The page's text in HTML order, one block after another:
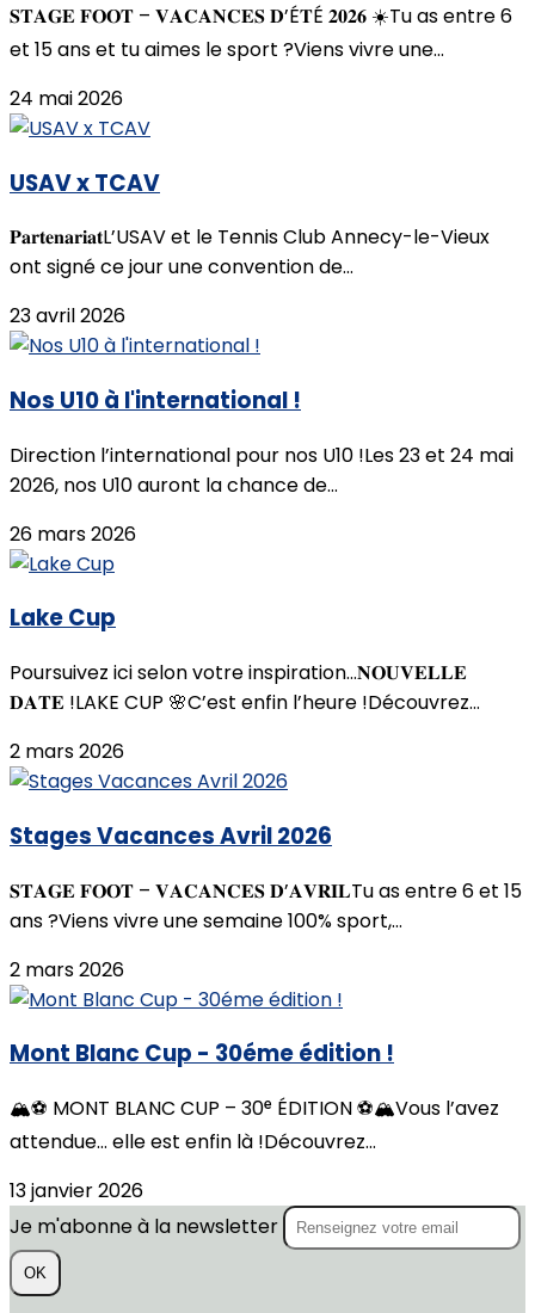
𝐒𝐓𝐀𝐆𝐄 𝐅𝐎𝐎𝐓 – 𝐕𝐀𝐂𝐀𝐍𝐂𝐄𝐒 𝐃’É𝐓É 𝟐𝟎𝟐𝟔 ☀️Tu as entre 6
et 15 ans et tu aimes le sport ?Viens vivre une...
24 mai 2026
USAV x TCAV
𝐏𝐚𝐫𝐭𝐞𝐧𝐚𝐫𝐢𝐚𝐭L’USAV et le Tennis Club Annecy-le-Vieux
ont signé ce jour une convention de...
23 avril 2026
Nos U10 à l'international !
Direction l’international pour nos U10 !Les 23 et 24 mai
2026, nos U10 auront la chance de...
26 mars 2026
Lake Cup
Poursuivez ici selon votre inspiration...𝐍𝐎𝐔𝐕𝐄𝐋𝐋𝐄
𝐃𝐀𝐓𝐄 !LAKE CUP 🌸C’est enfin l’heure !Découvrez...
2 mars 2026
Stages Vacances Avril 2026
𝐒𝐓𝐀𝐆𝐄 𝐅𝐎𝐎𝐓 – 𝐕𝐀𝐂𝐀𝐍𝐂𝐄𝐒 𝐃’𝐀𝐕𝐑𝐈𝐋Tu as entre 6 et 15
ans ?Viens vivre une semaine 100% sport,...
2 mars 2026
Mont Blanc Cup - 30éme édition !
🏔️⚽️ MONT BLANC CUP – 30ᵉ ÉDITION ⚽️🏔️Vous l’avez
attendue… elle est enfin là !Découvrez...
13 janvier 2026
Je m'abonne à la newsletter
OK